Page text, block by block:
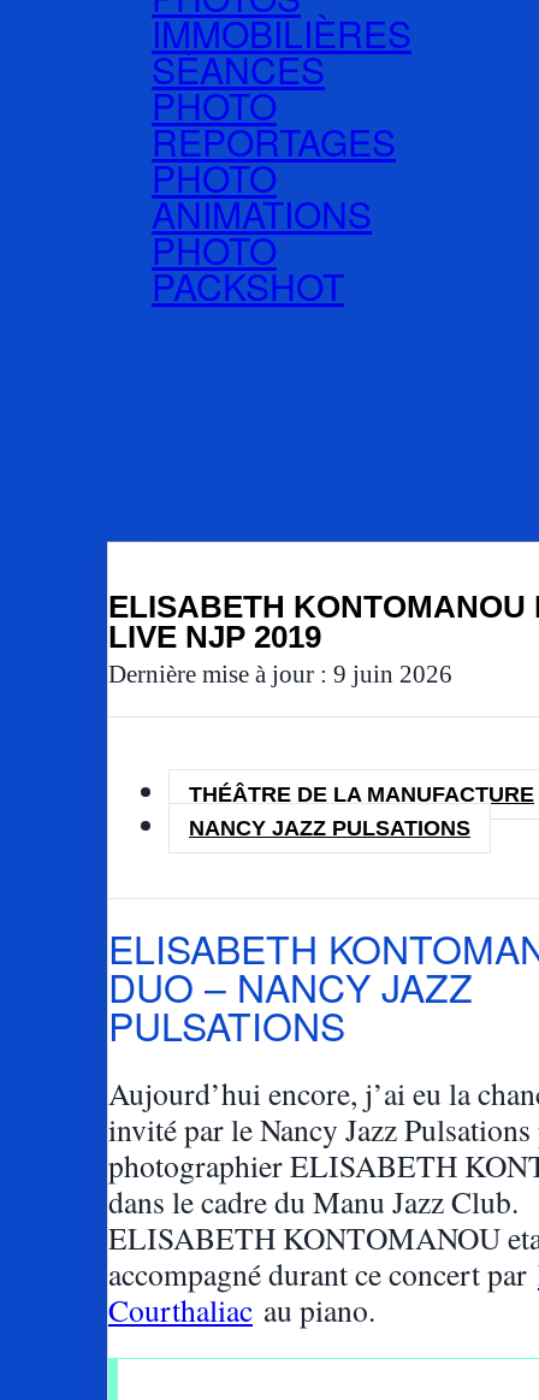
IMMOBILIÈRES
SÉANCES
PHOTO
REPORTAGES
PHOTO
ANIMATIONS
PHOTO
PACKSHOT
ELISABETH KONTOMANOU
LIVE NJP 2019
Dernière mise à jour : 9 juin 2026
THÉÂTRE DE LA MANUFACTURE
NANCY JAZZ PULSATIONS
ELISABETH
DUO – NANCY JAZZ
PULSATIONS
Aujourd’hui encore, j’ai eu la
invité par le Nancy Jazz
photographier ELISABETH
dans le cadre du Manu Jazz Club.
ELISABETH KONTOMANOU
accompagné durant ce concert par
Courthaliac au piano.